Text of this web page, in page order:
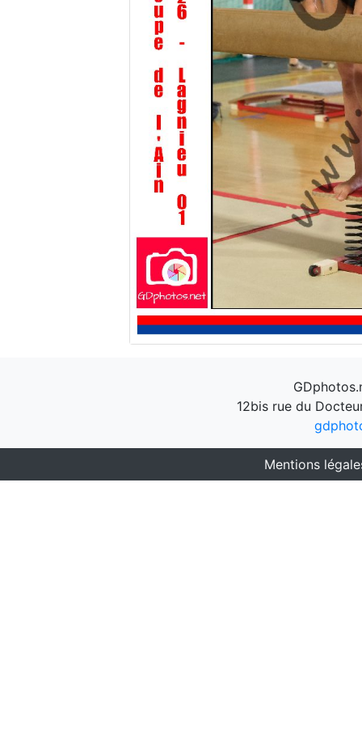
12bis rue du
Mentions